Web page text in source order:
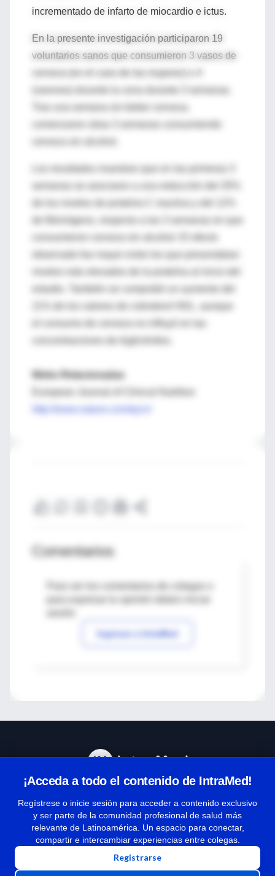
incrementado de infarto de miocardio e ictus.
En la presente investigación participaron 19
voluntarios sanos que consumieron 3 vasos de
cerveza (en el caso de las mujeres) o 4
de fibrinógeno, respecto a las 3 semanas en que
observado fue mayor entre los que presentaban
11% de los valores de colesterol HDL, aunque
concentraciones de triglicéridos.
Webs Relacionadas
Comentarios
Para ver los comentarios de colegas o
Ingresar a IntraMed
¡Acceda a todo el contenido de IntraMed!
Regístrese o inicie sesión para acceder a contenido exclusivo
y ser parte de la comunidad profesional de salud más
relevante de Latinoamérica. Un espacio para conectar,
compartir e intercambiar experiencias entre colegas.
Registrarse
Términos y condiciones
| Políticas de privacidad
| Todos los derechos reservados | Copyright 1997-2026